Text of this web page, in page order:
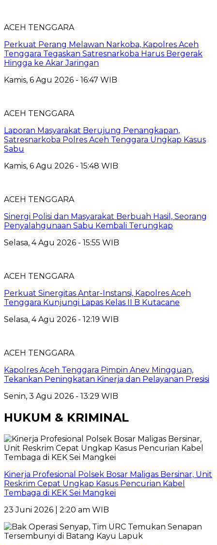
ACEH TENGGARA
Perkuat Perang Melawan Narkoba, Kapolres Aceh
Tenggara Tegaskan Satresnarkoba Harus Bergerak
Hingga ke Akar Jaringan
Kamis, 6 Agu 2026 - 16:47 WIB
ACEH TENGGARA
Laporan Masyarakat Berujung Penangkapan,
Satresnarkoba Polres Aceh Tenggara Ungkap Kasus
Sabu
Kamis, 6 Agu 2026 - 15:48 WIB
ACEH TENGGARA
Sinergi Polisi dan Masyarakat Berbuah Hasil, Seorang
Penyalahgunaan Sabu Kembali Terungkap
Selasa, 4 Agu 2026 - 15:55 WIB
ACEH TENGGARA
Perkuat Sinergitas Antar-Instansi, Kapolres Aceh
Tenggara Kunjungi Lapas Kelas II B Kutacane
Selasa, 4 Agu 2026 - 12:19 WIB
ACEH TENGGARA
Kapolres Aceh Tenggara Pimpin Anev Mingguan,
Tekankan Peningkatan Kinerja dan Pelayanan Presisi
Senin, 3 Agu 2026 - 13:29 WIB
HUKUM & KRIMINAL
Kinerja Profesional Polsek Bosar Maligas Bersinar, Unit
Reskrim Cepat Ungkap Kasus Pencurian Kabel
Tembaga di KEK Sei Mangkei
23 Juni 2026 | 2:20 am WIB